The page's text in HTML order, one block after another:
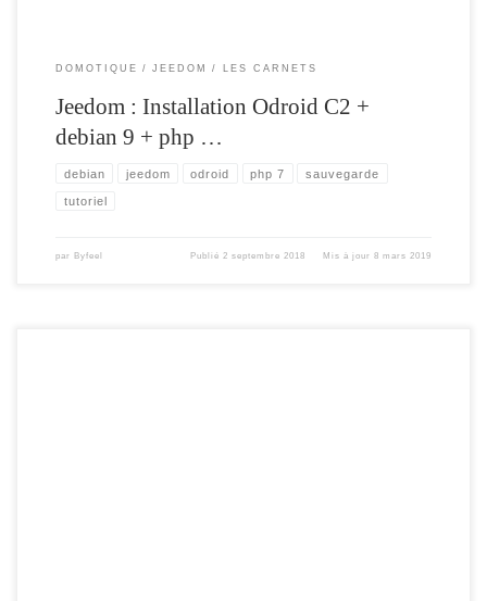
DOMOTIQUE JEEDOM LES CARNETS
Jeedom : Installation Odroid C2 +
debian 9 + php …
debian jeedom odroid php 7 sauvegarde
tutoriel
par Byfeel Publié 2 septembre 2018 Mis à jour8 mars 2019